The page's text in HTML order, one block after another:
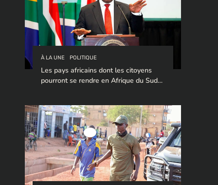
À LA UNE POLITIQUE
Les pays africains dont les citoyens
pourront se rendre en Afrique du Sud